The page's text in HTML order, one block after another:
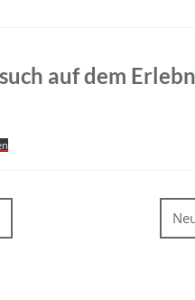
auf dem